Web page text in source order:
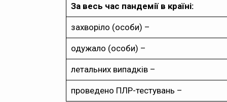
За весь час пандемії в країні:
захворіло (особи) –
одужало (особи) –
летальних випадків –
проведено ПЛР-тестувань –